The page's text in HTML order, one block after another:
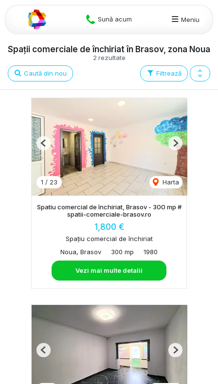
Sună acum Meniu
2 rezultate
Spații comerciale de închiriat în Brasov, zona Noua
Filtrează
Caută din nou
1 / 23 Harta
Previous Next
Spatiu comercial de închiriat, Brasov - 300 mp #
spatii-comerciale-brasov.ro
1,800 €
Spațiu comercial de închiriat
Noua, Brasov
300 mp 1980
Vezi mai multe detalii
Previous Next